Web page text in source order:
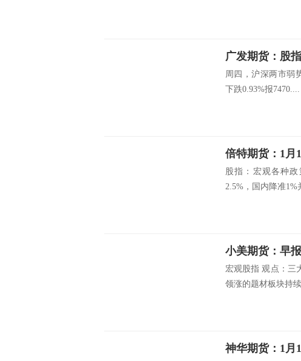
广发期货：股
周四，沪深两市弱
下跌0.93%报7470....
倍特期货：1月
股指：宏观各种
2.5%，国内降准
宏观股指 观点：三
领涨的题材板块持
神华期货：1月